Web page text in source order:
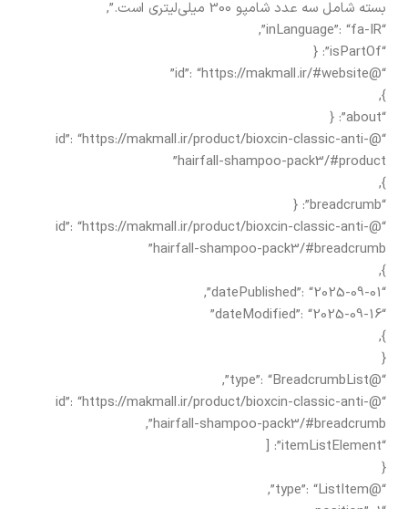
بسته شامل سه عدد شامپو 300 میلی‌لیتری است.”,
“inLanguage”: “fa-IR”,
“isPartOf”: {
“@id”: “https://makmall.ir/#website”
},
“about”: {
“@id”: “https://makmall.ir/product/bioxcin-classic-anti-
hairfall-shampoo-pack3/#product”
},
“breadcrumb”: {
“@id”: “https://makmall.ir/product/bioxcin-classic-anti-
hairfall-shampoo-pack3/#breadcrumb”
},
“datePublished”: “2025-09-01”,
“dateModified”: “2025-09-16”
},
{
“@type”: “BreadcrumbList”,
“@id”: “https://makmall.ir/product/bioxcin-classic-anti-
hairfall-shampoo-pack3/#breadcrumb”,
“itemListElement”: [
{
“@type”: “ListItem”,